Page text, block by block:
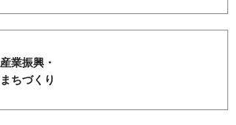
産業振興・
まちづくり